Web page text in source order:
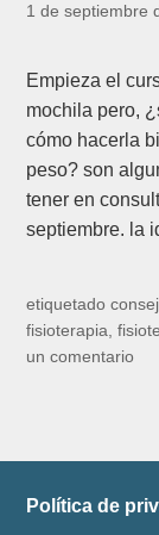
1 de septiembre
Empieza el
mochila pero,
cómo hacerla
peso? son
tener en
septiembre. la
etiquetado
fisioterapia ,
un comentario
Política de